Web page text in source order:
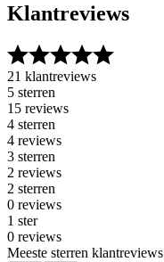
Klantreviews
21 klantreviews
5 sterren
15 reviews
4 sterren
4 reviews
3 sterren
2 reviews
2 sterren
0 reviews
1 ster
0 reviews
Meeste sterren klantreviews